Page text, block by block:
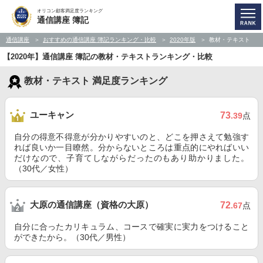
オリコン顧客満足度ランキング
通信講座 簿記
通信講座 おすすめの通信講座 簿記ランキング・比較 2020年版 教材・テキスト
【2020年】通信講座 簿記の教材・テキストランキング・比較
教材・テキスト 満足度ランキング
ユーキャン 73.39点
自分の得意不得意が分かりやすいのと、どこを押さえて勉強す
れば良いか一目瞭然。分からないところは重点的にやればいい
だけなので、子育てしながらだったのもあり助かりました。
（30代／女性）
大原の通信講座（資格の大原） 72.67点
自分に合ったカリキュラム、コースで確実に実力をつけること
ができたから。（30代／男性）